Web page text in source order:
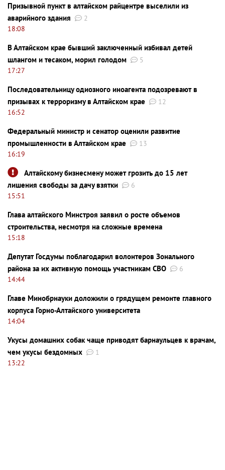
Призывной пункт в алтайском райцентре выселили из
аварийного здания
2
18:08
В Алтайском крае бывший заключенный избивал детей
шлангом и тесаком, морил голодом
5
17:27
Последовательницу одиозного иноагента подозревают в
призывах к терроризму в Алтайском крае
12
16:52
Федеральный министр и сенатор оценили развитие
промышленности в Алтайском крае
13
16:19
Алтайскому бизнесмену может грозить до 15 лет
лишения свободы за дачу взятки
6
15:51
Глава алтайского Минстроя заявил о росте объемов
строительства, несмотря на сложные времена
15:18
Депутат Госдумы поблагодарил волонтеров Зонального
района за их активную помощь участникам СВО
6
14:44
Главе Минобрнауки доложили о грядущем ремонте главного
корпуса Горно-Алтайского университета
14:04
Укусы домашних собак чаще приводят барнаульцев к врачам,
чем укусы бездомных
1
13:22